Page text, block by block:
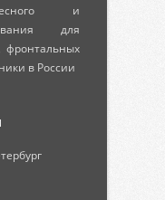
и
для
фронтальных
в России